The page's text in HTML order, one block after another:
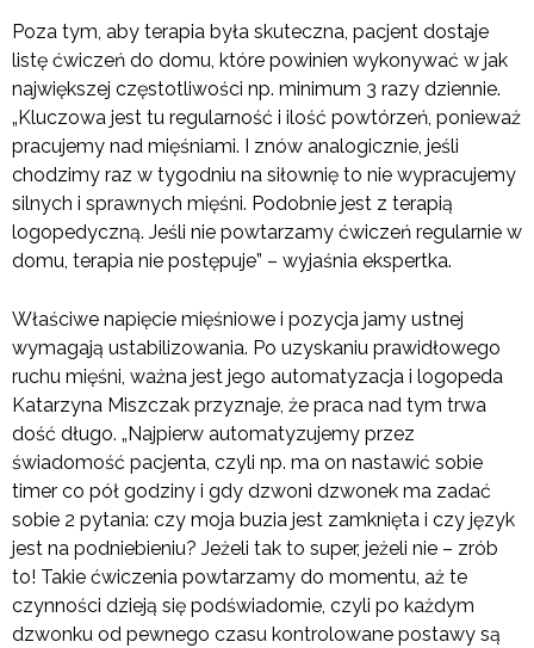
Poza tym, aby terapia była skuteczna, pacjent dostaje
listę ćwiczeń do domu, które powinien wykonywać w jak
największej częstotliwości np. minimum 3 razy dziennie.
„Kluczowa jest tu regularność i ilość powtórzeń, ponieważ
pracujemy nad mięśniami. I znów analogicznie, jeśli
chodzimy raz w tygodniu na siłownię to nie wypracujemy
silnych i sprawnych mięśni. Podobnie jest z terapią
logopedyczną. Jeśli nie powtarzamy ćwiczeń regularnie w
domu, terapia nie postępuje” – wyjaśnia ekspertka.
Właściwe napięcie mięśniowe i pozycja jamy ustnej
wymagają ustabilizowania. Po uzyskaniu prawidłowego
ruchu mięśni, ważna jest jego automatyzacja i logopeda
Katarzyna Miszczak przyznaje, że praca nad tym trwa
dość długo. „Najpierw automatyzujemy przez
świadomość pacjenta, czyli np. ma on nastawić sobie
timer co pół godziny i gdy dzwoni dzwonek ma zadać
sobie 2 pytania: czy moja buzia jest zamknięta i czy język
jest na podniebieniu? Jeżeli tak to super, jeżeli nie – zrób
to! Takie ćwiczenia powtarzamy do momentu, aż te
czynności dzieją się podświadomie, czyli po każdym
dzwonku od pewnego czasu kontrolowane postawy są